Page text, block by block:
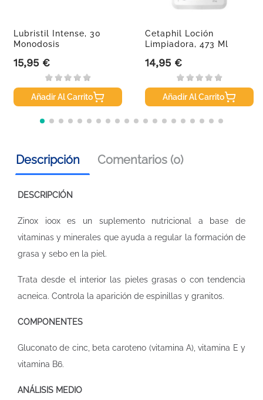
Lubristil Intense, 30
Monodosis
Precio
15,95 €
Añadir Al Carrito
Cetaphil Loción
Limpiadora, 473 Ml
Precio
14,95 €
Añadir Al Carrito
Descripción Comentarios (0)
DESCRIPCIÓN
Zinox ioox es un suplemento nutricional a base de
vitaminas y minerales que ayuda a regular la formación de
grasa y sebo en la piel.
Trata desde el interior las pieles grasas o con tendencia
acneica. Controla la aparición de espinillas y granitos.
COMPONENTES
Gluconato de cinc, beta caroteno (vitamina A), vitamina E y
vitamina B6.
ANÁLISIS MEDIO